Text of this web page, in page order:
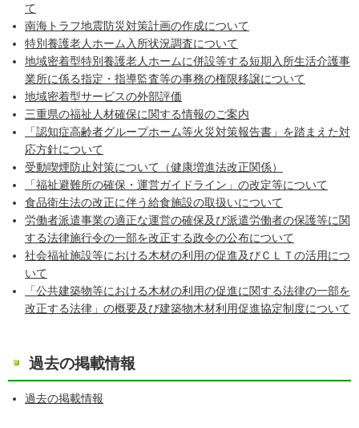
て
南海トラフ地震防災対策計画の作成について
特別養護老人ホーム入所状況調査について
地域密着型特別養護老人ホームに併設等する短期入所生活介護事
業所に係る指定・指導監査等の事務の権限移譲について
地域密着型サービスの外部評価
三重県の福祉人材確保に関する情報のご案内
「認知症高齢者グループホーム等火災対策報告書」を踏まえた対
応方針について
受動喫煙防止対策について（健康増進法改正関係）
「福祉避難所の確保・運営ガイドライン」の改定等について
食品衛生法の改正に伴う給食施設の取扱いについて
労働者派遣事業の適正な運営の確保及び派遣労働者の保護等に関
する法律施行令の一部を改正する政令の公布について
社会福祉施設等における木材の利用の促進及びＣＬＴの活用につ
いて
「公共建築物等における木材の利用の促進に関する法律の一部を
改正する法律」の概要及び建築物木材利用促進協定制度について
過去の掲載情報
過去の掲載情報